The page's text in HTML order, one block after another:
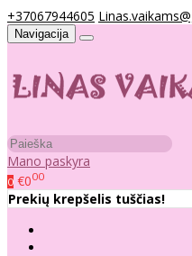
+37067944605
Navigacija
Mano paskyra
0 €000
Prekių krepšelis tuščias!